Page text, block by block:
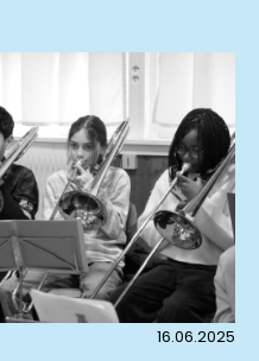
16.06.2025